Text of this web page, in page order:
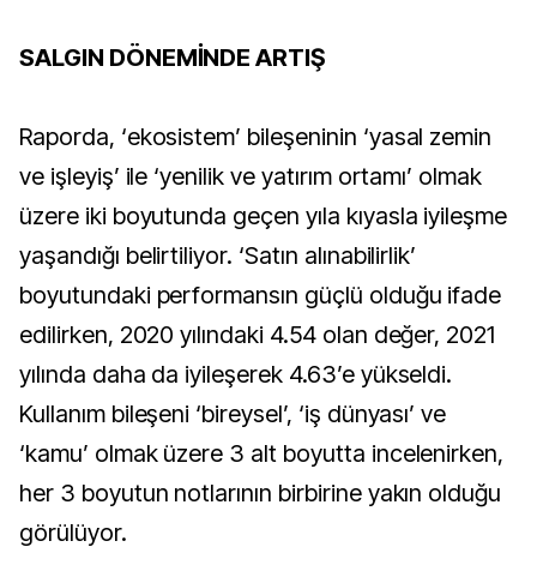
SALGIN DÖNEMİNDE ARTIŞ
Raporda, ‘ekosistem’ bileşeninin ‘yasal zemin
ve işleyiş’ ile ‘yenilik ve yatırım ortamı’ olmak
üzere iki boyutunda geçen yıla kıyasla iyileşme
yaşandığı belirtiliyor. ‘Satın alınabilirlik’
boyutundaki performansın güçlü olduğu ifade
edilirken, 2020 yılındaki 4.54 olan değer, 2021
yılında daha da iyileşerek 4.63’e yükseldi.
Kullanım bileşeni ‘bireysel’, ‘iş dünyası’ ve
‘kamu’ olmak üzere 3 alt boyutta incelenirken,
her 3 boyutun notlarının birbirine yakın olduğu
görülüyor.